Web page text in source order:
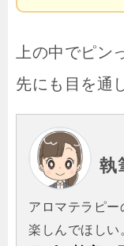
上の中でピン
先にも目を通
執
アロマテラピ
楽しんでほしい